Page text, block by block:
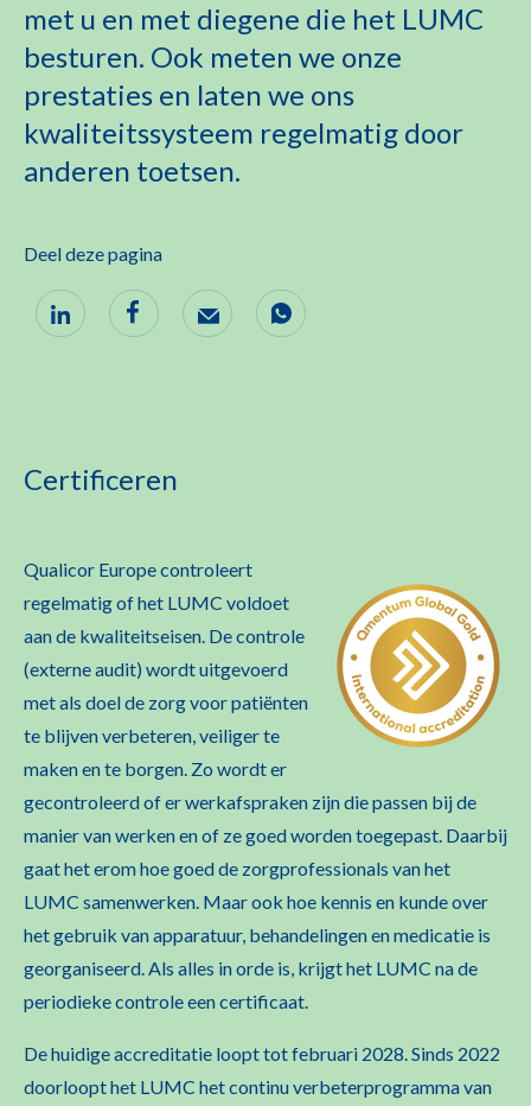
met u en met diegene die het LUMC
besturen. Ook meten we onze
prestaties en laten we ons
kwaliteitssysteem regelmatig door
anderen toetsen.
Deel deze pagina
Certificeren
Qualicor Europe controleert
regelmatig of het LUMC voldoet
aan de kwaliteitseisen. De controle
(externe audit) wordt uitgevoerd
met als doel de zorg voor patiënten
te blijven verbeteren, veiliger te
maken en te borgen. Zo wordt er
gecontroleerd of er werkafspraken zijn die passen bij de
manier van werken en of ze goed worden toegepast. Daarbij
gaat het erom hoe goed de zorgprofessionals van het
LUMC samenwerken. Maar ook hoe kennis en kunde over
het gebruik van apparatuur, behandelingen en medicatie is
georganiseerd. Als alles in orde is, krijgt het LUMC na de
periodieke controle een certificaat.
De huidige accreditatie loopt tot februari 2028. Sinds 2022
doorloopt het LUMC het continu verbeterprogramma van